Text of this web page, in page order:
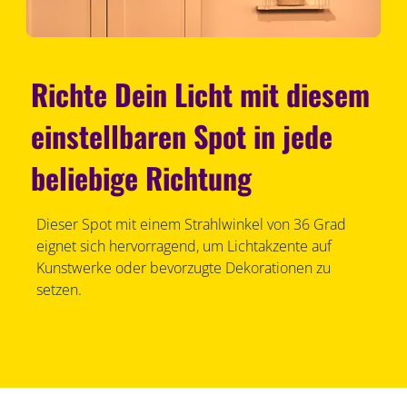
Richte Dein Licht mit diesem
einstellbaren Spot in jede
beliebige Richtung
Dieser Spot mit einem Strahlwinkel von 36 Grad
eignet sich hervorragend, um Lichtakzente auf
Kunstwerke oder bevorzugte Dekorationen zu
setzen.